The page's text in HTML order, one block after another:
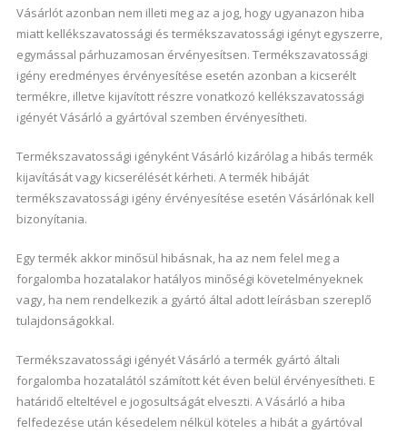
Vásárlót azonban nem illeti meg az a jog, hogy ugyanazon hiba
miatt kellékszavatossági és termékszavatossági igényt egyszerre,
egymással párhuzamosan érvényesítsen. Termékszavatossági
igény eredményes érvényesítése esetén azonban a kicserélt
termékre, illetve kijavított részre vonatkozó kellékszavatossági
igényét Vásárló a gyártóval szemben érvényesítheti.
Termékszavatossági igényként Vásárló kizárólag a hibás termék
kijavítását vagy kicserélését kérheti. A termék hibáját
termékszavatossági igény érvényesítése esetén Vásárlónak kell
bizonyítania.
Egy termék akkor minősül hibásnak, ha az nem felel meg a
forgalomba hozatalakor hatályos minőségi követelményeknek
vagy, ha nem rendelkezik a gyártó által adott leírásban szereplő
tulajdonságokkal.
Termékszavatossági igényét Vásárló a termék gyártó általi
forgalomba hozatalától számított két éven belül érvényesítheti. E
határidő elteltével e jogosultságát elveszti. A Vásárló a hiba
felfedezése után késedelem nélkül köteles a hibát a gyártóval